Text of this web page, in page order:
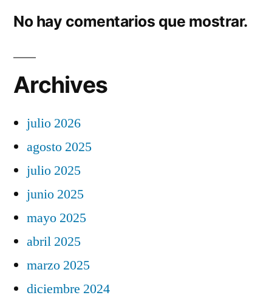
No hay comentarios que mostrar.
Archives
julio 2026
agosto 2025
julio 2025
junio 2025
mayo 2025
abril 2025
marzo 2025
diciembre 2024